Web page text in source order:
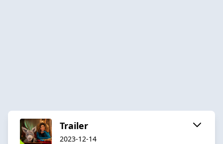
Trailer
2023-12-14